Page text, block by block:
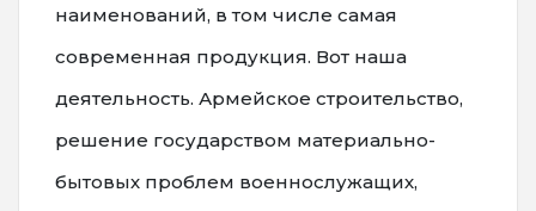
наименований, в том числе самая
современная продукция. Вот наша
деятельность. Армейское строительство,
решение государством материально-
бытовых проблем военнослужащих,